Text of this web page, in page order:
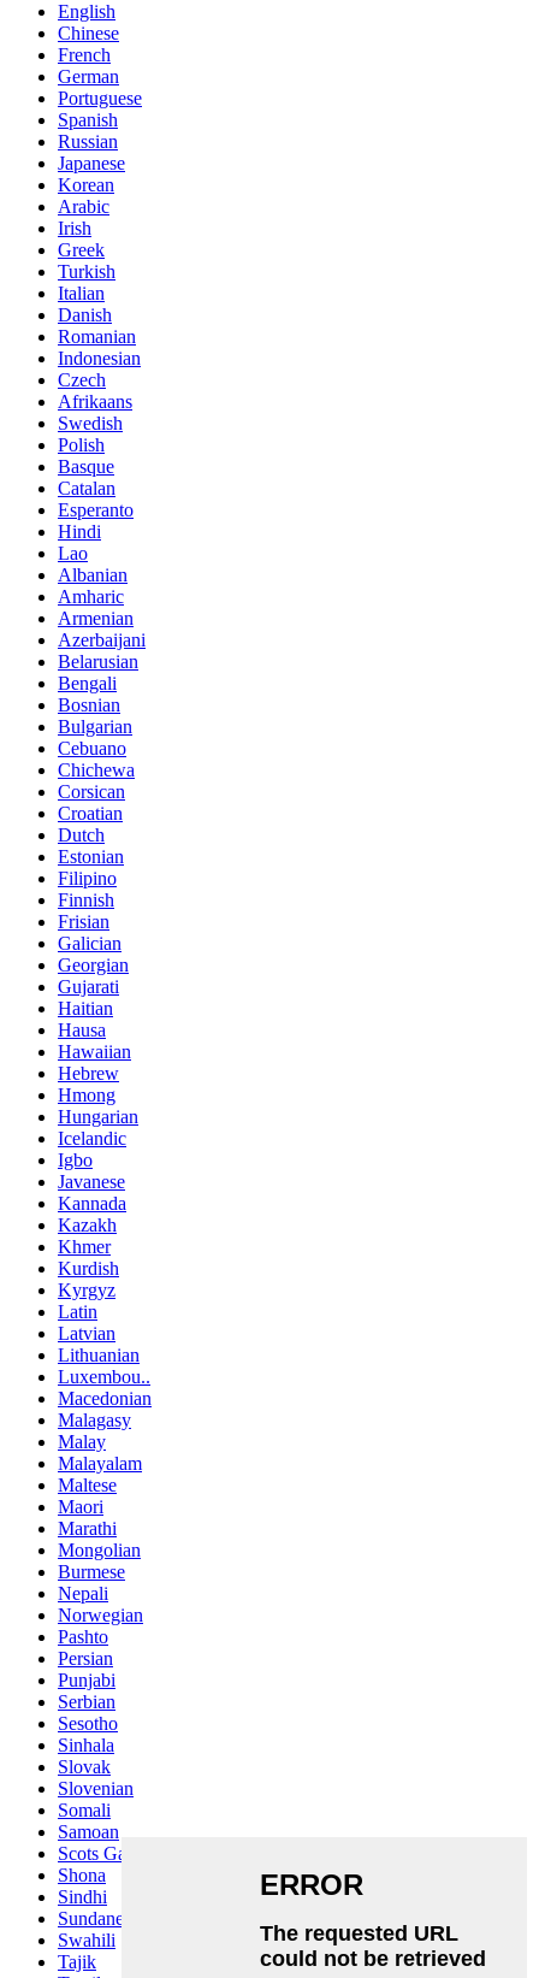
English
Chinese
French
German
Portuguese
Spanish
Russian
Japanese
Korean
Arabic
Irish
Greek
Turkish
Italian
Danish
Romanian
Indonesian
Czech
Afrikaans
Swedish
Polish
Basque
Catalan
Esperanto
Hindi
Lao
Albanian
Amharic
Armenian
Azerbaijani
Belarusian
Bengali
Bosnian
Bulgarian
Cebuano
Chichewa
Corsican
Croatian
Dutch
Estonian
Filipino
Finnish
Frisian
Galician
Georgian
Gujarati
Haitian
Hausa
Hawaiian
Hebrew
Hmong
Hungarian
Icelandic
Igbo
Javanese
Kannada
Kazakh
Khmer
Kurdish
Kyrgyz
Latin
Latvian
Lithuanian
Luxembou..
Macedonian
Malagasy
Malay
Malayalam
Maltese
Maori
Marathi
Mongolian
Burmese
Nepali
Norwegian
Pashto
Persian
Punjabi
Serbian
Sesotho
Sinhala
Slovak
Slovenian
Somali
Samoan
Scots Gaelic
Shona
Sindhi
Sundanese
Swahili
Tajik